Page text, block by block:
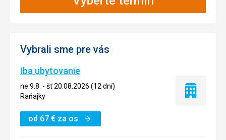
Vybrali sme pre vás
Iba ubytovanie
ne 9.8. - št 20.08.2026 (12 dní)
Raňajky
od 67 € za os.
Iba